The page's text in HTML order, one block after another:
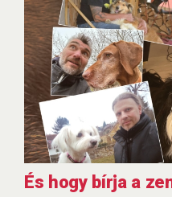
És hogy bírja a